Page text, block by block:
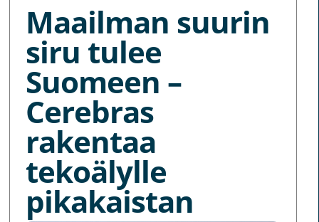
Maailman suurin
siru tulee
Suomeen –
Cerebras
rakentaa
tekoälylle
pikakaistan